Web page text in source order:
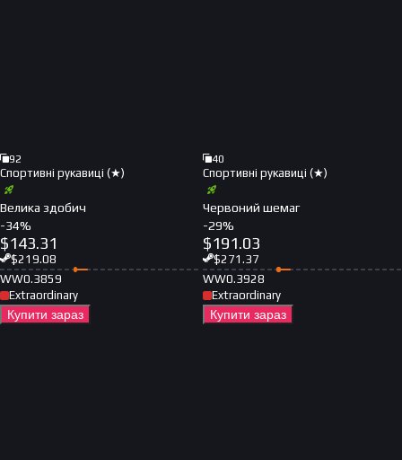
92
Спортивні рукавиці (★)
Велика здобич
-34%
$143.31
$219.08
WW0.3859
Extraordinary
Купити зараз
40
Спортивні рукавиці (★)
Червоний шемаг
-29%
$191.03
$271.37
WW0.3928
Extraordinary
Купити зараз